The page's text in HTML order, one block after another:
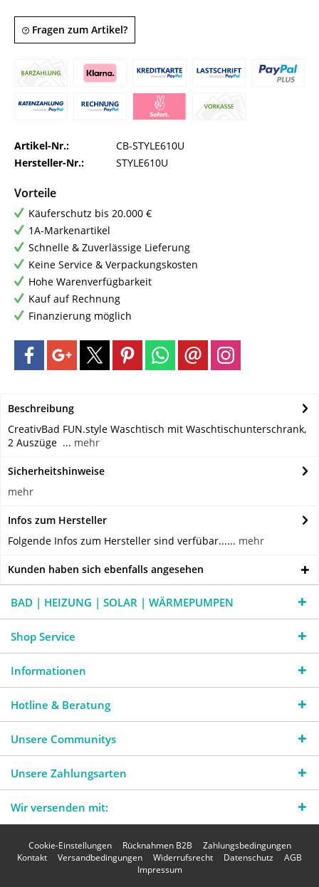
Fragen zum Artikel?
Artikel-Nr.:
CB-STYLE610U
Hersteller-Nr.:
STYLE610U
Vorteile
Käuferschutz bis 20.000 €
1A-Markenartikel
Schnelle & Zuverlässige Lieferung
Keine Service & Verpackungskosten
Hohe Warenverfügbarkeit
Kauf auf Rechnung
Finanzierung möglich
Beschreibung
CreativBad FUN.style Waschtisch mit Waschtischunterschrank,
2 Auszüge ... mehr
Sicherheitshinweise
mehr
Infos zum Hersteller
Folgende Infos zum Hersteller sind verfübar...... mehr
Kunden haben sich ebenfalls angesehen
BAD | HEIZUNG | SOLAR | WÄRMEPUMPEN
Shop Service
Informationen
Hotline & Beratung
Unsere Communitys
Unsere Zahlungsarten
Wir versenden mit:
Cookie-Einstellungen Rücknahmen B2B
Zahlungsbedingungen
Kontakt
Versandbedingungen Widerrufsrecht Datenschutz
AGB
Impressum